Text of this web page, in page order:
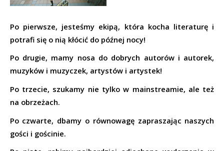
Po pierwsze, jesteśmy ekipą, która kocha literaturę i
potrafi się o nią kłócić do późnej nocy!
Po drugie, mamy nosa do dobrych autorów i autorek,
muzyków i muzyczek, artystów i artystek!
Po trzecie, szukamy nie tylko w mainstreamie, ale też
na obrzeżach.
Po czwarte, dbamy o równowagę zapraszając naszych
gości i gościnie.